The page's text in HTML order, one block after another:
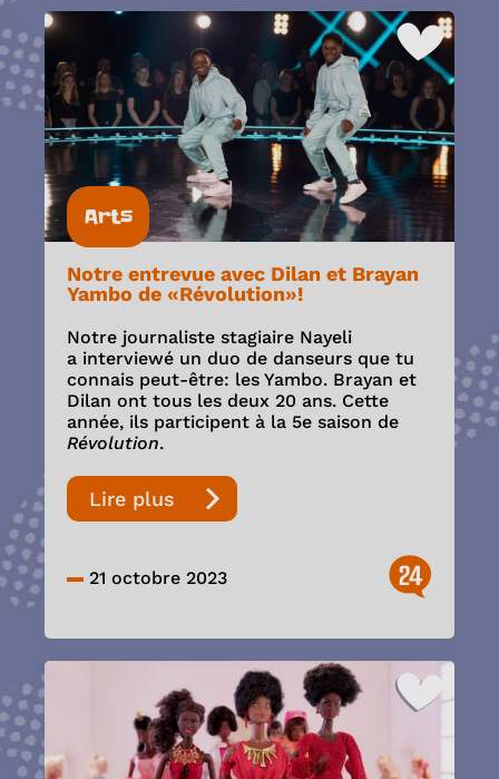
Arts
Notre entrevue avec Dilan et Brayan
Yambo de «Révolution»!
Notre journaliste stagiaire Nayeli
a interviewé un duo de danseurs que tu
connais peut-être: les Yambo. Brayan et
Dilan ont tous les deux 20 ans. Cette
année, ils participent à la 5e saison de
Révolution.
Lire plus
21 octobre 2023 24